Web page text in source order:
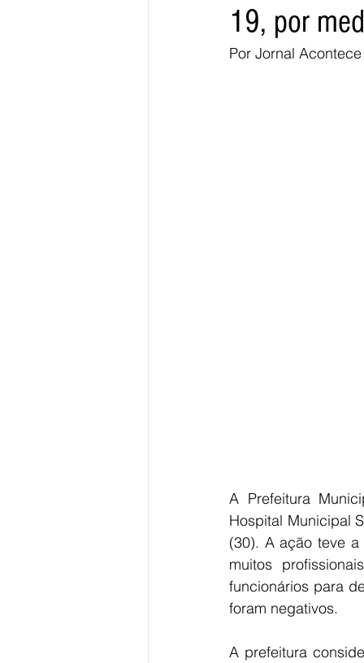
19, por
Por Jornal
A Prefeitura
Hospital Municipal
(30). A ação teve a
muitos
funcionários para
foram negativos.
A prefeitura